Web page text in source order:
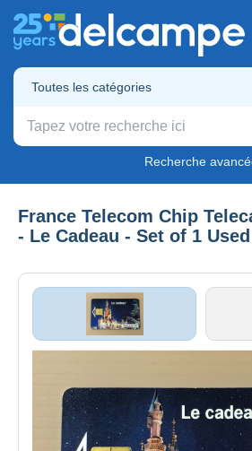
Toutes les catégories
Recherche
France Telecom Chip
- Le Cadeau - Set of 1 Used